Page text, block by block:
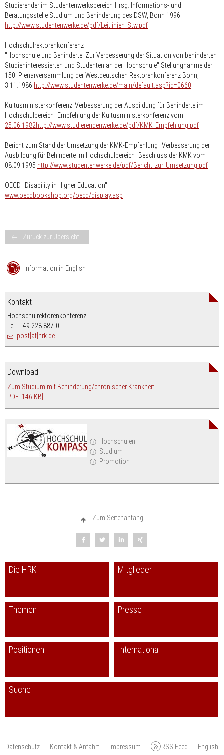
Studierender im Studentenwerksbereich"Hrsg: Informations- und
Beratungsstelle Studium und Behinderung des DSW, Bonn 1996
http://www.studentenwerke.de/pdf/Leitlinien_Stw.pdf
Hochschulrektorenkonferenz
"Hochschule und Behinderte. Zur Verbesserung der Situation von behinderten
Studieninteressierten und Studenten an der Hochschule" Stellungnahme der
150. Plenarversammlung der Westdeutschen Rektorenkonferenz Bonn,
3.11.1986 http://www.studentenwerke.de/main/default.asp?id=0660
Kultusministerkonferenz"Verbesserung der Ausbildung für Behinderte im
Hochschulbereich" Empfehlung der Kultusministerkonferenz vom
25.06.1982http://www.studierendenwerke.de/pdf/KMK_Empfehlung.pdf
Bericht zum Stand der Umsetzung der KMK-Empfehlung "Verbesserung der
Ausbildung für Behinderte im Hochschulbereich" Beschluss der KMK vom
08.09.1995 http://www.studentenwerke.de/pdf/Bericht_zur_Umsetzung.pdf
OECD "Disability in Higher Education"
www.oecdbookshop.org/oecd/display.asp
Zurück zur Übersicht
Hochschulen
Studium
Promotion
Information in English
Kontakt
Hochschulrektorenkonferenz
Tel.: +49 228 887-0
post[at]hrk.de
Download
Zum Studium mit Behinderung/chronischer Krankheit
PDF [146 KB]
Zum Seitenanfang
Die HRK Mitglieder
Themen Presse
Positionen International
Suche
Datenschutz Kontakt & Anfahrt Impressum RSS Feed English